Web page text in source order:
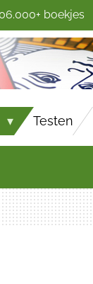
boekjes
Testen